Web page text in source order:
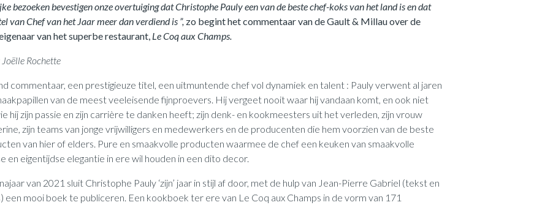
bezoeken bevestigen onze overtuiging dat Christophe Pauly een van de beste chef-koks van het land is en dat
van Chef van het Jaar meer dan verdiend is ”, zo begint het commentaar van de Gault & Millau over de
van het superbe restaurant, Le Coq aux Champs.
Joëlle Rochette
commentaar, een prestigieuze titel, een uitmuntende chef vol dynamiek en talent : Pauly verwent al jaren
van de meest veeleisende fijnproevers. Hij vergeet nooit waar hij vandaan komt, en ook niet
hij zijn passie en zijn carrière te danken heeft; zijn denk- en kookmeesters uit het verleden, zijn vrouw
zijn teams van jonge vrijwilligers en medewerkers en de producenten die hem voorzien van de beste
van hier of elders. Pure en smaakvolle producten waarmee de chef een keuken van smaakvolle
en eigentijdse elegantie in ere wil houden in een dito decor.
van 2021 sluit Christophe Pauly ‘zijn’ jaar in stijl af door, met de hulp van Jean-Pierre Gabriel (tekst en
een mooi boek te publiceren. Een kookboek ter ere van Le Coq aux Champs in de vorm van 171